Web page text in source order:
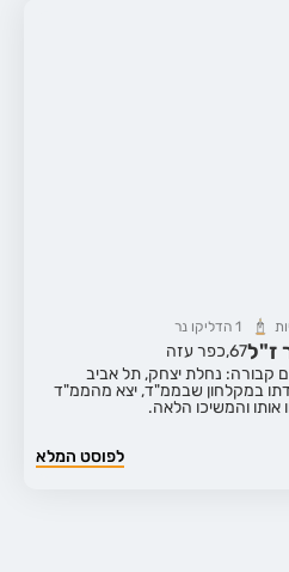
1 הדליקו נר
ז"ל67, כפר עזה
קבורה: נחלת יצחק, תל אביב
במקלחון שבממ"ד, יצא מהממ"ד
אותו והמשיכו הלאה.
לפוסט המלא